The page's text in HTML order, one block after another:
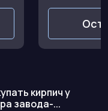
кирпич у
завода-...